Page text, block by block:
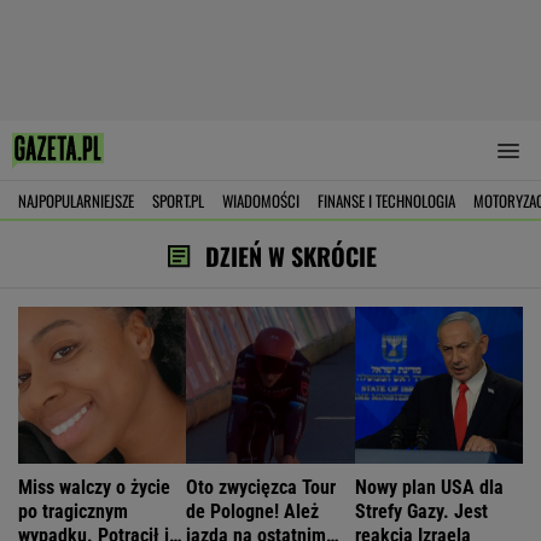
NAJPOPULARNIEJSZE SPORT.PL WIADOMOŚCI FINANSE I TECHNOLOGIA
DZIEŃ W SKRÓCIE
Miss walczy o życie
po tragicznym
wypadku. Potrącił ją
Oto zwycięzca Tour
de Pologne! Ależ
jazda na ostatnim
Nowy plan USA dla
Strefy Gazy. Jest
reakcja Izraela